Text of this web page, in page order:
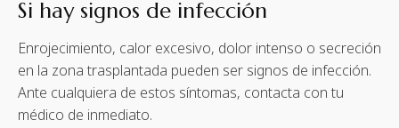
Si hay signos de infección
Enrojecimiento, calor excesivo, dolor intenso o secreción
en la zona trasplantada pueden ser signos de infección.
Ante cualquiera de estos síntomas, contacta con tu
médico de inmediato.